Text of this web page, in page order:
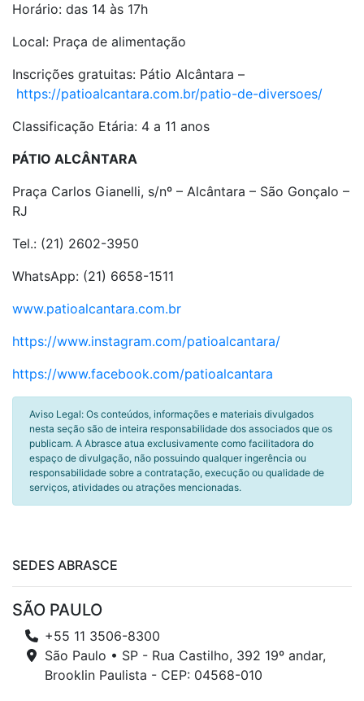
Horário: das 14 às 17h
Local: Praça de alimentação
Inscrições gratuitas: Pátio Alcântara –
https://patioalcantara.com.br/patio-de-diversoes/
Classificação Etária: 4 a 11 anos
PÁTIO ALCÂNTARA
Praça Carlos Gianelli, s/nº – Alcântara – São Gonçalo –
RJ
Tel.: (21) 2602-3950
WhatsApp: (21) 6658-1511
www.patioalcantara.com.br
https://www.instagram.com/patioalcantara/
https://www.facebook.com/patioalcantara
Aviso Legal: Os conteúdos, informações e materiais divulgados
nesta seção são de inteira responsabilidade dos associados que os
publicam. A Abrasce atua exclusivamente como facilitadora do
espaço de divulgação, não possuindo qualquer ingerência ou
responsabilidade sobre a contratação, execução ou qualidade de
serviços, atividades ou atrações mencionadas.
SEDES ABRASCE
SÃO PAULO
+55 11 3506-8300
São Paulo • SP - Rua Castilho, 392 19º andar,
Brooklin Paulista - CEP: 04568-010